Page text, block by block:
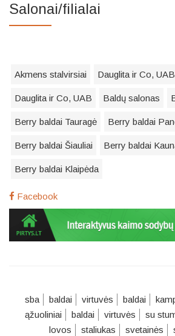
Salonai/filialai
Akmens stalvirsiai Dauglita ir Co, UAB
Dauglita ir Co, UAB Baldų salonas
Berry baldai Tauragė Berry baldai
Berry baldai Šiauliai Berry baldai
Berry baldai Klaipėda
Facebook
sba baldai virtuvės baldai
ąžuoliniai
baldai virtuvės
su
lovos
staliukas svetainės